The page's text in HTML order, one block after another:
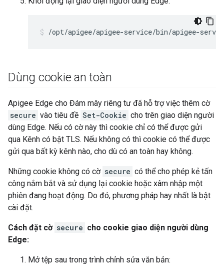
/opt/apigee/apigee-service/bin/apigee-
Dùng cookie an toàn
Apigee Edge cho Đám mây riêng tư đã hỗ trợ việc thêm cờ
secure vào tiêu đề Set-Cookie cho trên giao diện người
dùng Edge. Nếu có cờ này thì cookie chỉ có thể được gửi
qua Kênh có bật TLS. Nếu không có thì cookie có thể được
gửi qua bất kỳ kênh nào, cho dù có an toàn hay không.
Những cookie không có cờ secure có thể cho phép kẻ tấn
công nắm bắt và sử dụng lại cookie hoặc xâm nhập một
phiên đang hoạt động. Do đó, phương pháp hay nhất là bật
cài đặt.
Cách đặt cờ secure cho cookie giao diện người dùng
Edge:
Mở tệp sau trong trình chỉnh sửa văn bản: